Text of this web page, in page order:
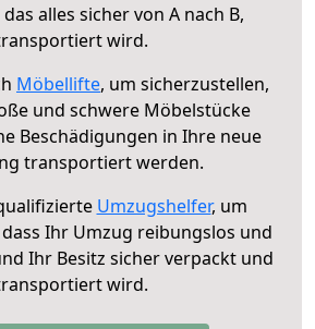
alles sicher von A nach B,
wird.
Möbellifte, um sicherzustellen,
und schwere Möbelstücke
Beschädigungen in Ihre neue
transportiert werden.
Umzugshelfer, um
Ihr Umzug reibungslos und
Ihr Besitz sicher verpackt und
wird.